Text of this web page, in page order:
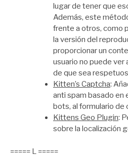
lugar de tener que
Además, este
frente a otros, como
la versión del
proporcionar un
usuario no puede ver
de que sea
Kitten’s Captcha:
anti spam basado en
bots, al formulario de
Kittens Geo Plugin:
sobre la localización
===== L =====